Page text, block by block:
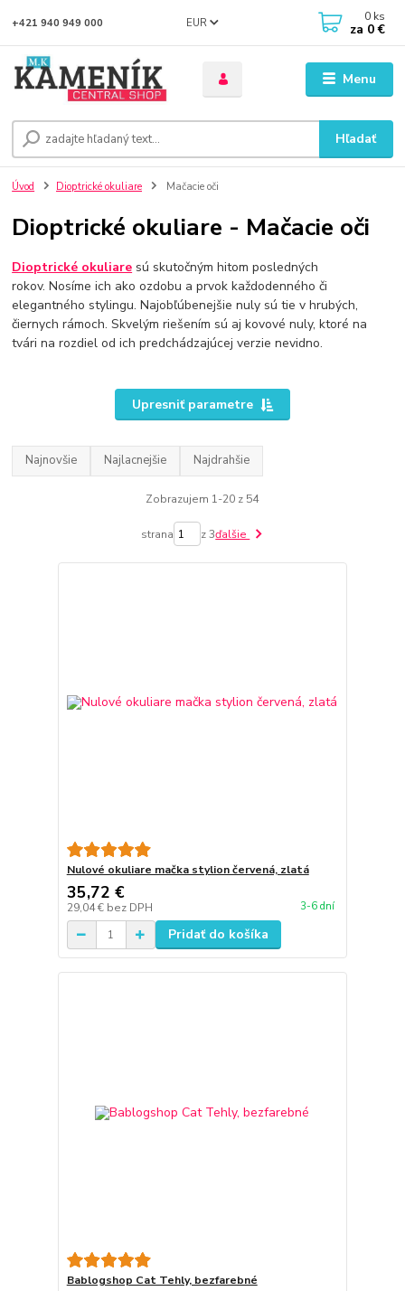
Menu
EUR
Hľadať
+421 940 949 000 0 ks
za 0 €
Úvod Dioptrické okuliare Mačacie oči
Dioptrické okuliare - Mačacie oči
Dioptrické okuliare sú skutočným hitom posledných
rokov. Nosíme ich ako ozdobu a prvok každodenného či
elegantného stylingu. Najobľúbenejšie nuly sú tie v hrubých,
čiernych rámoch. Skvelým riešením sú aj kovové nuly, ktoré na
tvári na rozdiel od ich predchádzajúcej verzie nevidno.
Upresniť parametre
Najnovšie Najlacnejšie Najdrahšie
Zobrazujem 1-20 z 54
strana z 3ďalšie
Nulové okuliare mačka stylion červená, zlatá
35,72 €
29,04 € bez DPH 3-6 dní
Pridať do košíka
Bablogshop Cat Tehly, bezfarebné